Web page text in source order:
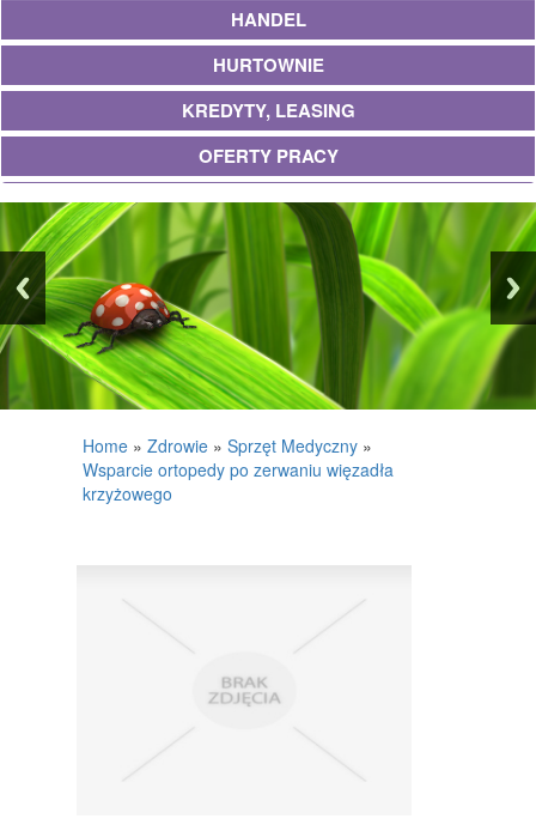
HANDEL
HURTOWNIE
KREDYTY, LEASING
OFERTY PRACY
UBEZPIECZENIA
EKOLOGIA
BANKI, PRZELEWY, WALUTY, KANTORY
WYKOŃCZENIA
PROJEKTOWANIE
MATERIAŁY BUDOWLANE
DOMY, MIESZKANIA
Home » Zdrowie » Sprzęt Medyczny »
Wsparcie ortopedy po zerwaniu więzadła
krzyżowego